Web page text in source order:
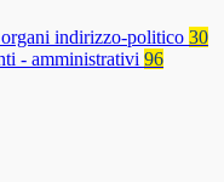
indirizzo-politico 30
- amministrativi 96